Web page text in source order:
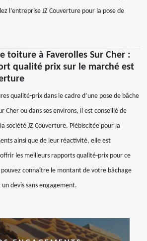
l’entreprise JZ Couverture pour la pose de
toiture à Faverolles Sur Cher :
qualité prix sur le marché est
qualité-prix dans le cadre d’une pose de bâche
Cher ou dans ses environs, il est conseillé de
société JZ Couverture. Plébiscitée pour la
ainsi que de leur réactivité, elle est
les meilleurs rapports qualité-prix pour ce
connaître le montant de votre bâchage
devis sans engagement.